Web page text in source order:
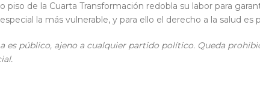
piso de la Cuarta Transformación redobla su labor para
la más vulnerable, y para ello el derecho a la salud es
es público, ajeno a cualquier partido político. Queda